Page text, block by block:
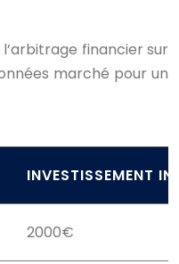
financier sur
marché pour un
INVESTISSEMENT
2000€